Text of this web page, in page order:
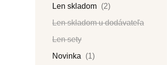
Len skladom (2)
Len skladom u dodávateľa
Len sety
Novinka
(1)